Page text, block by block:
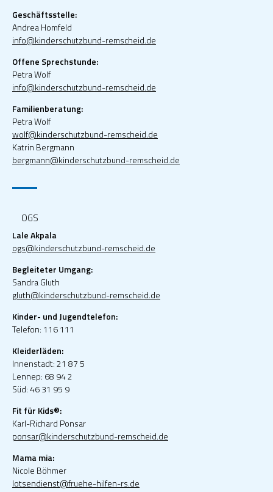
Geschäftsstelle:
Andrea Homfeld
info@kinderschutzbund-remscheid.de
Offene Sprechstunde:
Petra Wolf
info@kinderschutzbund-remscheid.de
Familienberatung:
Petra Wolf
wolf@kinderschutzbund-remscheid.de
Katrin Bergmann
bergmann@kinderschutzbund-remscheid.de
OGS
Lale Akpala
ogs@kinderschutzbund-remscheid.de
Begleiteter Umgang:
Sandra Gluth
gluth@kinderschutzbund-remscheid.de
Kinder- und Jugendtelefon:
Telefon: 116 111
Kleiderläden:
Innenstadt: 21 87 5
Lennep: 68 94 2
Süd: 46 31 95 9
Fit für Kids®:
Karl-Richard Ponsar
ponsar@kinderschutzbund-remscheid.de
Mama mia:
Nicole Böhmer
lotsendienst@fruehe-hilfen-rs.de